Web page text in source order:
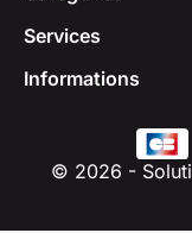
Services
Informations
© 2026 -